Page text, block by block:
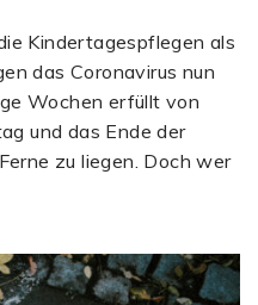
Kindertagespflegen als
das Coronavirus nun
Wochen erfüllt von
und das Ende der
zu liegen. Doch wer